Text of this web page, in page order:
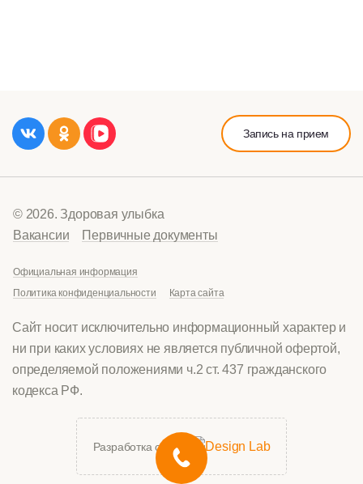
Запись на прием
© 2026. Здоровая улыбка
Вакансии
Первичные документы
Официальная информация
Политика конфиденциальности
Карта сайта
Сайт носит исключительно информационный характер и
ни при каких условиях не является публичной офертой,
определяемой положениями ч.2 ст. 437 гражданского
кодекса РФ.
Разработка сайта